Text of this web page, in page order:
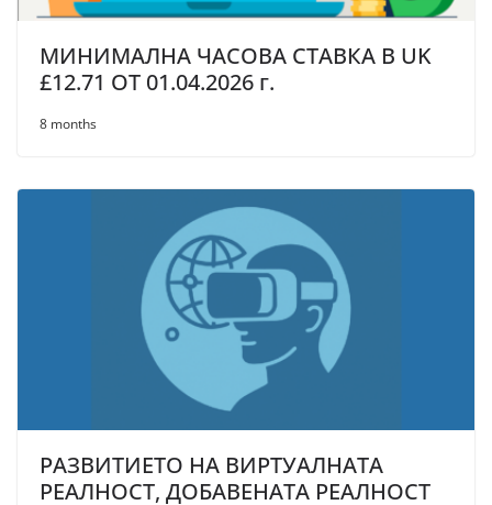
МИНИМАЛНА ЧАСОВА СТАВКА В UK
£12.71 OT 01.04.2026 г.
8 months
РАЗВИТИЕТО НА ВИРТУАЛНАТА
РЕАЛНОСТ, ДОБАВЕНАТА РЕАЛНОСТ